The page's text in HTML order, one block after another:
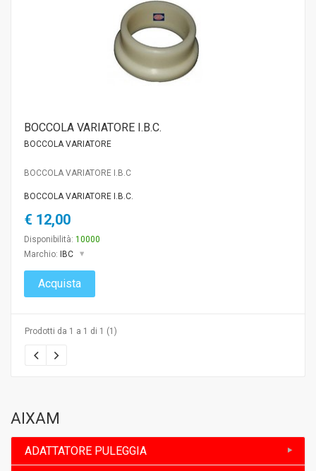
BOCCOLA VARIATORE I.B.C.
BOCCOLA VARIATORE
BOCCOLA VARIATORE I.B.C
BOCCOLA VARIATORE I.B.C.
€ 12,00
Disponibilità: 10000
Marchio: IBC
Acquista
Prodotti da 1 a 1 di 1 (1)
AIXAM
ADATTATORE PULEGGIA